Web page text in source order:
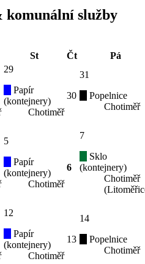
komunální služby
St Čt
Pá
29
Papír
(kontejnery)
Chotiměř
30
31
Popelnice
Chotiměř
5
Papír
(kontejnery)
Chotiměř
6
7
Sklo
(kontejnery)
Chotiměř
12
Papír
(kontejnery)
Chotiměř
13
14
Popelnice
Chotiměř